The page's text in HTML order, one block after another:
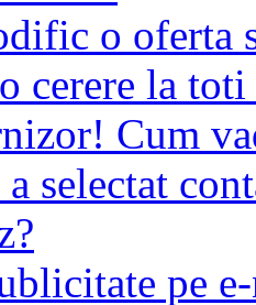
o oferta
cerere la
Cum
selectat
pe